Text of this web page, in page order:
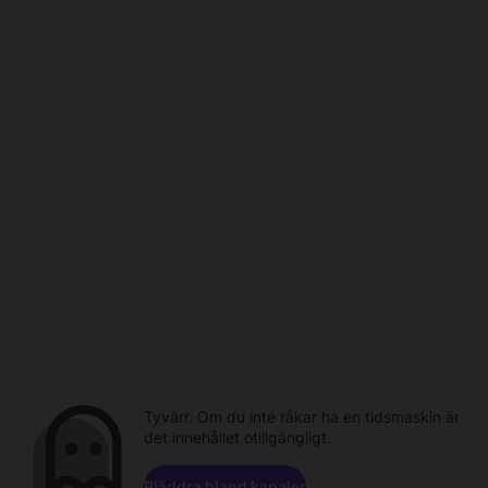
Tyvärr. Om du inte råkar ha en tidsmaskin är
det innehållet otillgängligt.